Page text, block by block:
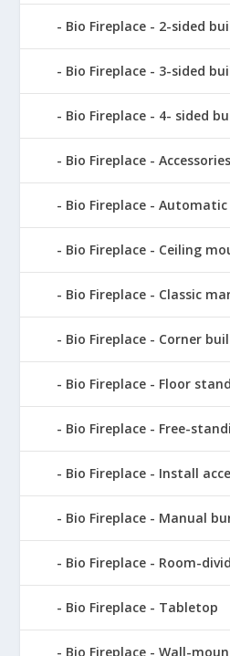
Bio Fireplace - 2-sided
Bio Fireplace - 3-sided
Bio Fireplace - 4- sided
Bio Fireplace - Accessories
Bio Fireplace -
Bio Fireplace - Ceiling
Bio Fireplace - Classic
Bio Fireplace - Corner
Bio Fireplace - Floor
Bio Fireplace - Free-
Bio Fireplace - Install
Bio Fireplace - Manual
Bio Fireplace - Room-
Bio Fireplace - Tabletop
Bio Fireplace - Wall-